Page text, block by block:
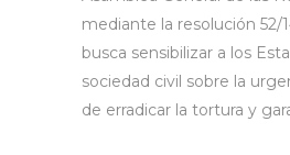
mediante la resolución 52/
busca sensibilizar a los
sociedad civil sobre la
de erradicar la tortura y